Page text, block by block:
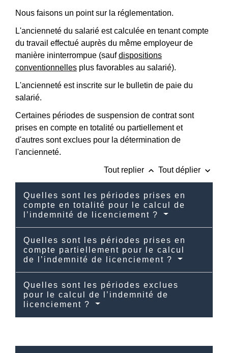
Nous faisons un point sur la réglementation.
L'ancienneté du salarié est calculée en tenant compte
du travail effectué auprès du même employeur de
manière ininterrompue (saufdispositions
conventionnelles plus favorables au salarié).
L'ancienneté est inscrite sur le bulletin de paie du
salarié.
Certaines périodes de suspension de contrat sont
prises en compte en totalité ou partiellement et
d'autres sont exclues pour la détermination de
l'ancienneté.
Tout replier keyboard_arrow_up Tout déplier keyboard_arrow_down
Quelles sont les périodes prises en
compte en totalité pour le calcul de
l’indemnité de licenciement ?
Quelles sont les périodes prises en
compte partiellement pour le calcul
de l’indemnité de licenciement ?
Quelles sont les périodes exclues
pour le calcul de l’indemnité de
licenciement ?